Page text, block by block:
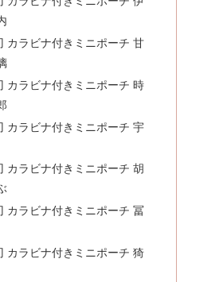
カラビナ付きミニポーチ 甘
カラビナ付きミニポーチ 時
カラビナ付きミニポーチ 宇
カラビナ付きミニポーチ 胡
カラビナ付きミニポーチ 冨
カラビナ付きミニポーチ 猗